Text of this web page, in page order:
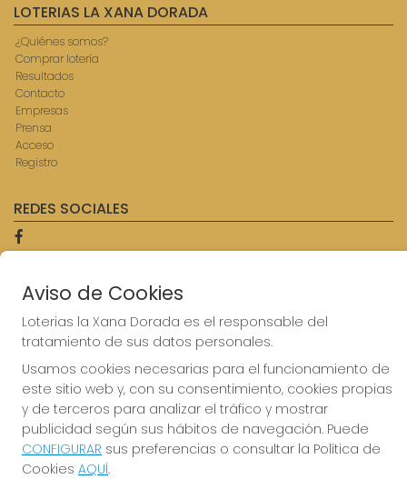
LOTERIAS LA XANA DORADA
¿Quiénes somos?
Comprar lotería
Resultados
Contacto
Empresas
Prensa
Acceso
Registro
REDES SOCIALES
CONTACTO
ADMINISTRACION DE LOTERIAS: 9-AVILES - RECEPTOR
OFICIAL: 57750
985567207
Clica aquí para contactar por WhatsApp
614069067
info@laxanadorada.com
Fernandez Balsera 26 bajo
Aviles, 33402
(Asturias) España
Aviso de Cookies
Loterias la Xana Dorada es el responsable del
tratamiento de sus datos personales.
Usamos cookies necesarias para el funcionamiento de
este sitio web y, con su consentimiento, cookies propias
y de terceros para analizar el tráfico y mostrar
publicidad según sus hábitos de navegación. Puede
CONFIGURAR sus preferencias o consultar la Política de
Cookies AQUÍ.